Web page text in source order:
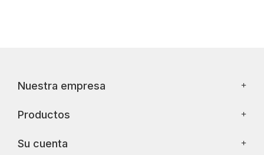
Nuestra empresa
Productos
Su cuenta